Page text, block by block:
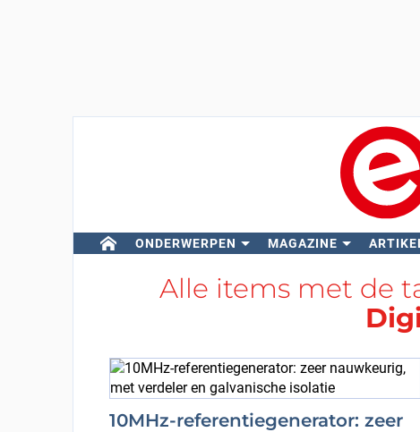
ONDERWERPEN MAGAZINE
Alle items met de
10MHz-referentiegenerator: zeer